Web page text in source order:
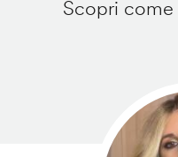
Scopri come